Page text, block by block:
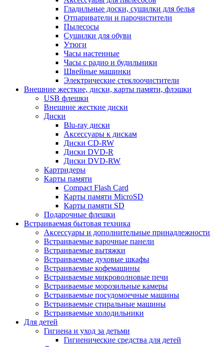
Гладильные доски, сушилки для белья
Отпариватели и парочистители
Пылесосы
Сушилки для обуви
Утюги
Часы настенные
Часы с радио и будильники
Швейные машинки
Электрические стеклоочистители
Внешние жесткие, диски, карты памяти, флэшки
USB флешки
Внешние жесткие диски
Диски
Blu-ray диски
Аксессуары к дискам
Диски CD-RW
Диски DVD-R
Диски DVD-RW
Картридеры
Карты памяти
Compact Flash Card
Карты памяти MicroSD
Карты памяти SD
Подарочные флешки
Встраиваемая бытовая техника
Аксессуары и дополнительные принадлежности
Встраиваемые варочные панели
Встраиваемые вытяжки
Встраиваемые духовые шкафы
Встраиваемые кофемашины
Встраиваемые микроволновые печи
Встраиваемые морозильные камеры
Встраиваемые посудомоечные машины
Встраиваемые стиральные машины
Встраиваемые холодильники
Для детей
Гигиена и уход за детьми
Гигиенические средства для детей